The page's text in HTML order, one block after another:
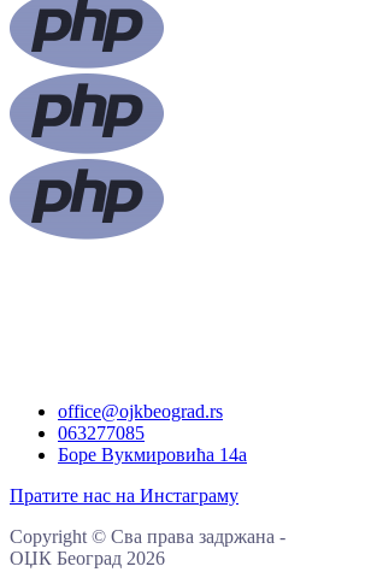
office@ojkbeograd.rs
063277085
Боре Вукмировића 14а
Пратите нас на Инстаграму
Copyright © Сва права задржана -
ОЏК Београд 2026